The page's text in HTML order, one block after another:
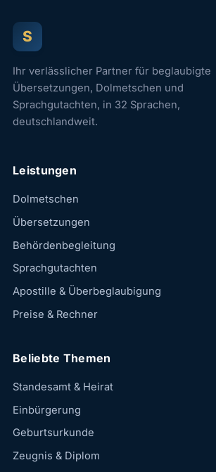
S
Ihr verlässlicher Partner für beglaubigte
Übersetzungen, Dolmetschen und
Sprachgutachten, in 32 Sprachen,
deutschlandweit.
Leistungen
Dolmetschen
Übersetzungen
Behördenbegleitung
Sprachgutachten
Apostille & Überbeglaubigung
Preise & Rechner
Beliebte Themen
Standesamt & Heirat
Einbürgerung
Geburtsurkunde
Zeugnis & Diplom